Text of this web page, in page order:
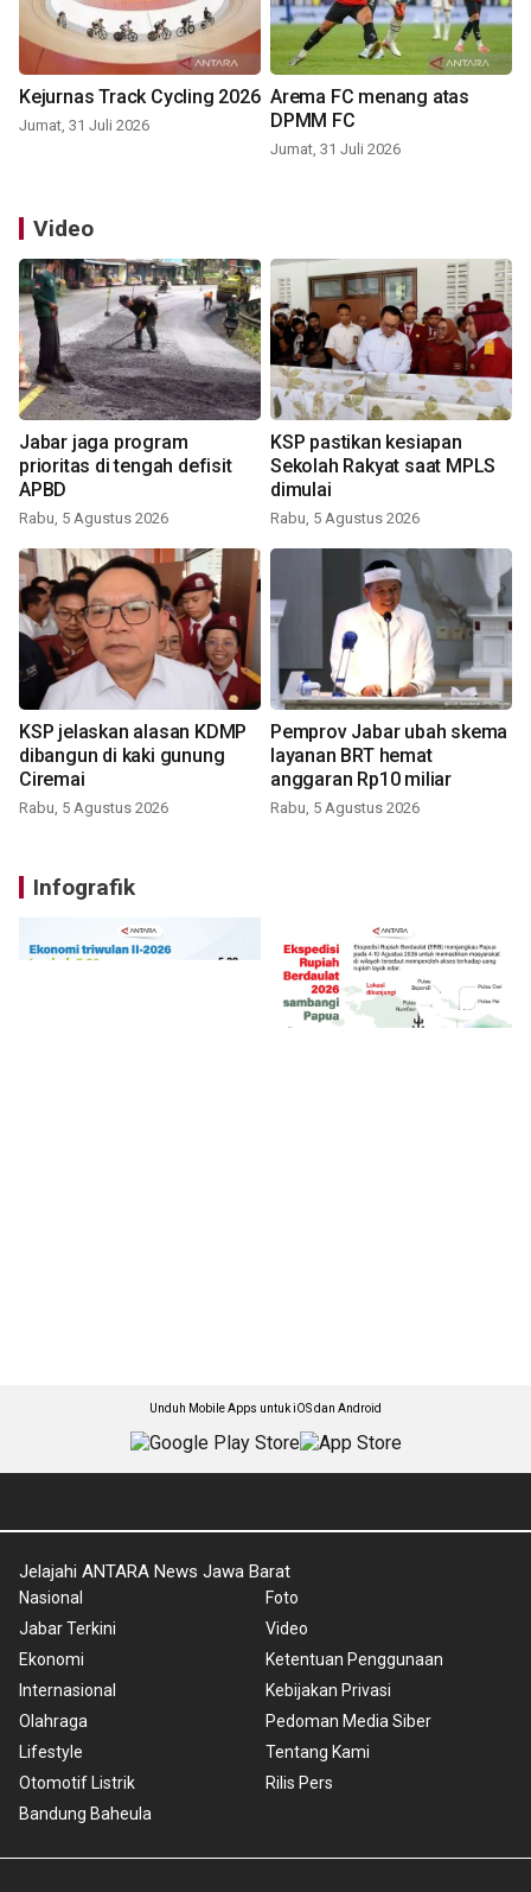
Kejurnas Track Cycling 2026
Jumat, 31 Juli 2026
Arema FC menang atas
DPMM FC
Jumat, 31 Juli 2026
Video
Jabar jaga program
prioritas di tengah defisit
APBD
Rabu, 5 Agustus 2026
KSP pastikan kesiapan
Sekolah Rakyat saat MPLS
dimulai
Rabu, 5 Agustus 2026
KSP jelaskan alasan KDMP
dibangun di kaki gunung
Ciremai
Rabu, 5 Agustus 2026
Pemprov Jabar ubah skema
layanan BRT hemat
anggaran Rp10 miliar
Rabu, 5 Agustus 2026
Infografik
Unduh Mobile Apps untuk iOS dan Android
Jelajahi ANTARA News Jawa Barat
Nasional
Jabar Terkini
Ekonomi
Internasional
Olahraga
Lifestyle
Otomotif Listrik
Bandung Baheula
Foto
Video
Ketentuan Penggunaan
Kebijakan Privasi
Pedoman Media Siber
Tentang Kami
Rilis Pers